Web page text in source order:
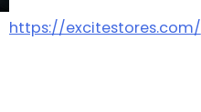
https://excitestores.com/